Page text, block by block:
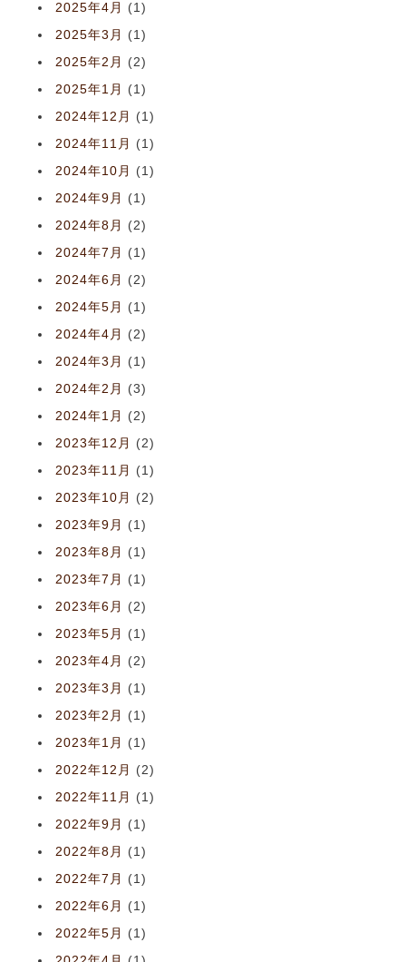
2025年4月
(1)
2025年3月
(1)
2025年2月
(2)
2025年1月
(1)
2024年12月
(1)
2024年11月
(1)
2024年10月
(1)
2024年9月
(1)
2024年8月
(2)
2024年7月
(1)
2024年6月
(2)
2024年5月
(1)
2024年4月
(2)
2024年3月
(1)
2024年2月
(3)
2024年1月
(2)
2023年12月
(2)
2023年11月
(1)
2023年10月
(2)
2023年9月
(1)
2023年8月
(1)
2023年7月
(1)
2023年6月
(2)
2023年5月
(1)
2023年4月
(2)
2023年3月
(1)
2023年2月
(1)
2023年1月
(1)
2022年12月
(2)
2022年11月
(1)
2022年9月
(1)
2022年8月
(1)
2022年7月
(1)
2022年6月
(1)
2022年5月
(1)